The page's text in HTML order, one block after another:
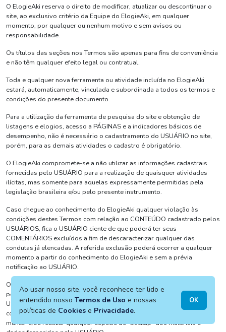
O ElogieAki reserva o direito de modificar, atualizar ou descontinuar o
site, ao exclusivo critério da Equipe do ElogieAki, em qualquer
momento, por qualquer ou nenhum motivo e sem avisos ou
responsabilidade.
Os títulos das seções nos Termos são apenas para fins de conveniência
e não têm qualquer efeito legal ou contratual.
Toda e qualquer nova ferramenta ou atividade incluída no ElogieAki
estará, automaticamente, vinculada e subordinada a todos os termos e
condições do presente documento.
Para a utilização da ferramenta de pesquisa do site e obtenção de
listagens e elogios, acesso a PÁGINAS e a indicadores básicos de
desempenho, não é necessário o cadastramento do USUÁRIO no site,
porém, para as demais atividades o cadastro é obrigatório.
O ElogieAki compromete-se a não utilizar as informações cadastrais
fornecidas pelo USUÁRIO para a realização de quaisquer atividades
ilícitas, mas somente para aquelas expressamente permitidas pela
legislação brasileira e/ou pelo presente instrumento.
Caso chegue ao conhecimento do ElogieAki qualquer violação às
condições destes Termos com relação ao CONTEÚDO cadastrado pelos
USUÁRIOS, fica o USUÁRIO ciente de que poderá ter seus
COMENTÁRIOS excluídos a fim de descaracterizar qualquer das
condutas já elencadas. A referida exclusão poderá ocorrer a qualquer
momento a partir do conhecimento do ElogieAki e sem a prévia
notificação ao USUÁRIO.
O ElogieAki não será responsável por danos decorrentes de falha ou
pela perda de dados e/ou informações eventualmente gravados pelo
USUÁRIO no banco de dados do ElogieAki, seja por rescisão do
contrato, seja por falha de sistema. O ElogieAki não se obriga, ainda, a
manter e/ou realizar qualquer espécie de "backup" dos materiais e
Ao usar nosso site, você reconhece ter lido e
entendido nossoTermos de Uso e nossas
políticas de Cookies e Privacidade.
OK